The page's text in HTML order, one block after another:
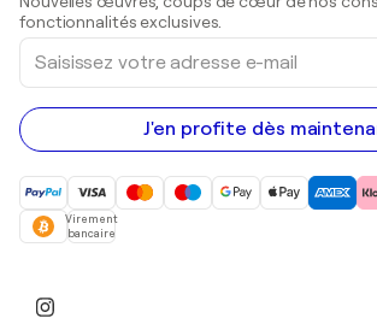
Peintures acryliques
fonctionnalités exclusives.
Saisissez
votre
adresse
e-
mail
J'en profite dès
Virement
bancaire